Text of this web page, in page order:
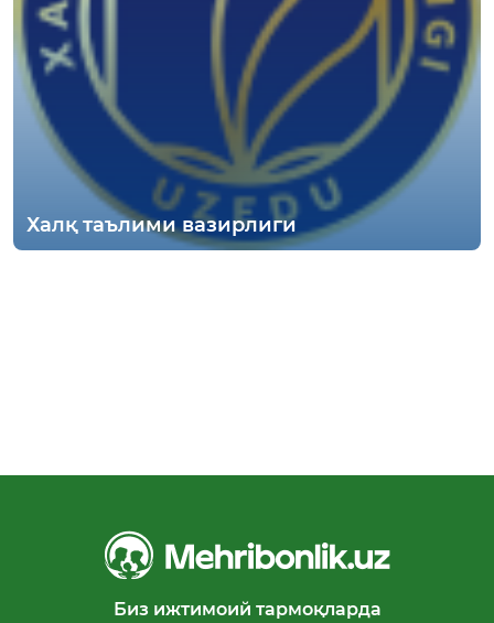
Халқ таълими вазирлиги
Биз ижтимоий тармоқларда